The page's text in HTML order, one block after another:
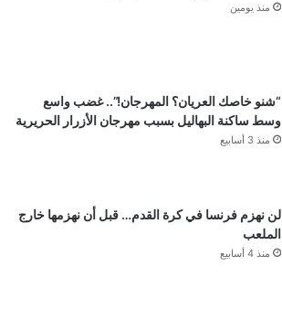
منذ يومين
“شنو خاصك العريان؟ المهرجان!”.. غضب واسع
وسط ساكنة البهاليل بسبب مهرجان الأزرار الحريرية
منذ 3 أسابيع
لن نهزم فرنسا في كرة القدم… قبل أن نهزمها خارج
الملعب
منذ 4 أسابيع